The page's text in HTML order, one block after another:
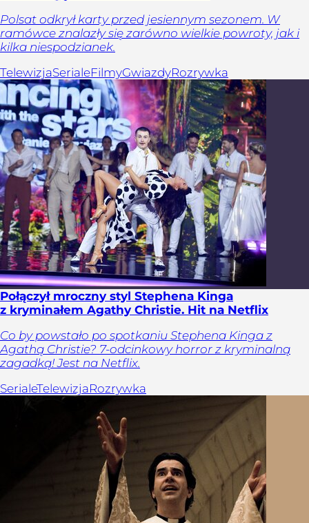
Polsat odkrył karty przed jesiennym sezonem. W
ramówce znalazły się zarówno wielkie powroty, jak i
kilka niespodzianek.
TelewizjaSerialeFilmyGwiazdyRozrywka
Połączył mroczny styl Stephena Kinga
z kryminałem Agathy Christie. Hit na Netflix
Co by powstało po spotkaniu Stephena Kinga z
Agathą Christie? 7-odcinkowy horror z kryminalną
zagadką! Jest na Netflix.
SerialeTelewizjaRozrywka